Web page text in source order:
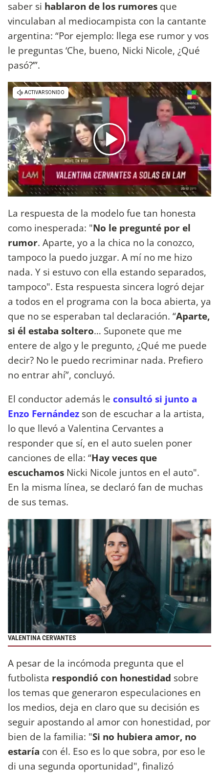
saber si hablaron de los rumores que
vinculaban al mediocampista con la cantante
argentina: “Por ejemplo: llega ese rumor y vos
le preguntas ‘Che, bueno, Nicki Nicole, ¿Qué
pasó?’”.
La respuesta de la modelo fue tan honesta
como inesperada: "No le pregunté por el
rumor. Aparte, yo a la chica no la conozco,
tampoco la puedo juzgar. A mí no me hizo
nada. Y si estuvo con ella estando separados,
tampoco". Esta respuesta sincera logró dejar
a todos en el programa con la boca abierta, ya
que no se esperaban tal declaración. “Aparte,
si él estaba soltero… Suponete que me
entere de algo y le pregunto, ¿Qué me puede
decir? No le puedo recriminar nada. Prefiero
no entrar ahí”, concluyó.
El conductor además le consultó si junto a
Enzo Fernández son de escuchar a la artista,
lo que llevó a Valentina Cervantes a
responder que sí, en el auto suelen poner
canciones de ella: “Hay veces que
escuchamos Nicki Nicole juntos en el auto".
En la misma línea, se declaró fan de muchas
de sus temas.
VALENTINA CERVANTES
A pesar de la incómoda pregunta que el
futbolista respondió con honestidad sobre
los temas que generaron especulaciones en
los medios, deja en claro que su decisión es
seguir apostando al amor con honestidad, por
bien de la familia: "Si no hubiera amor, no
estaría con él. Eso es lo que sobra, por eso le
di una segunda oportunidad", finalizó